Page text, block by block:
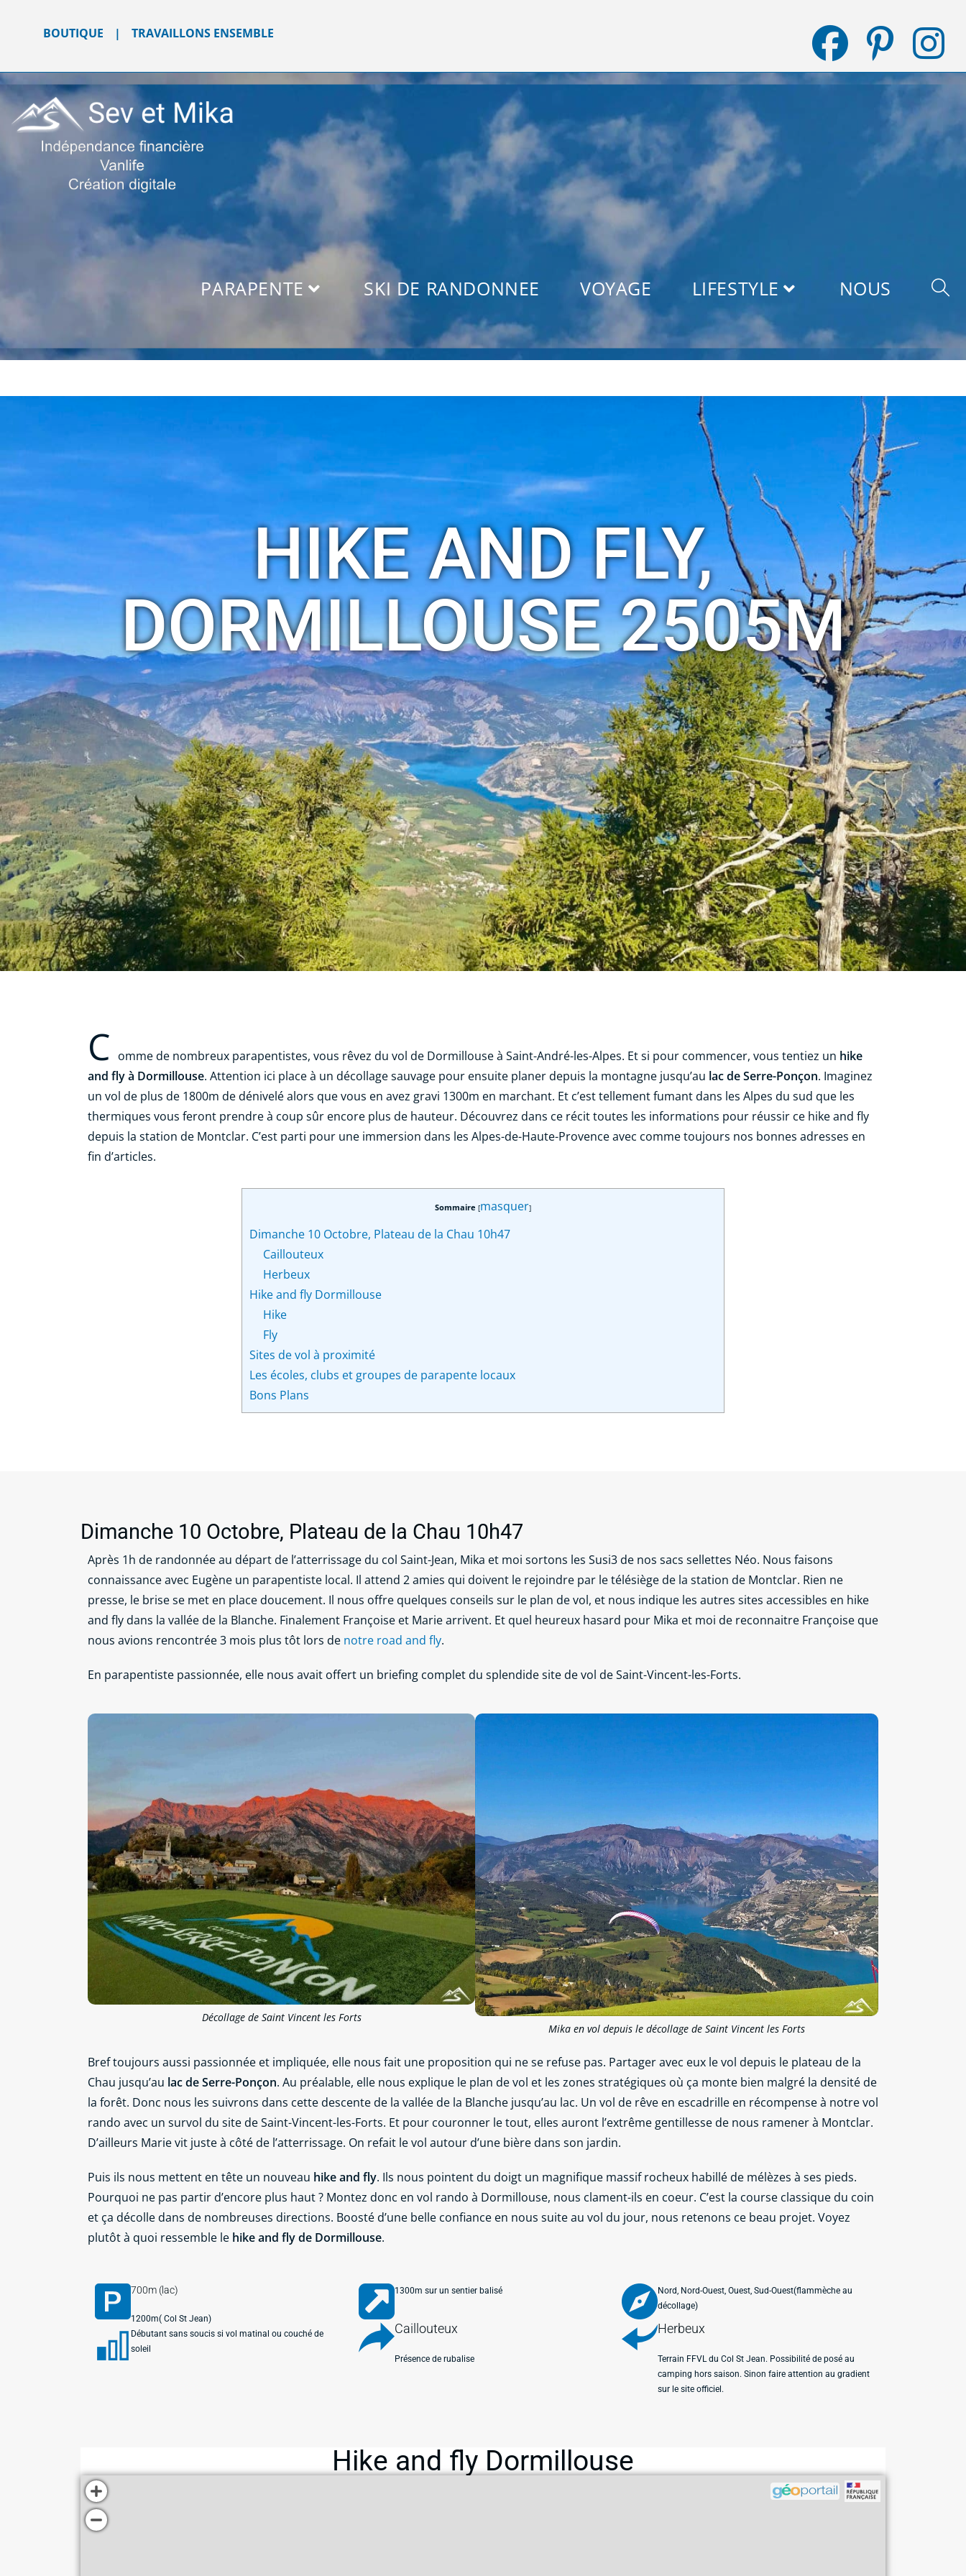
BOUTIQUE | TRAVAILLONS ENSEMBLE
PARAPENTE SKI DE RANDONNEE VOYAGE LIFESTYLE NOUS
HIKE AND FLY,
DORMILLOUSE 2505M
C omme de nombreux parapentistes, vous rêvez du vol de Dormillouse à Saint-André-les-Alpes. Et si pour commencer, vous tentiez un hike
and fly à Dormillouse. Attention ici place à un décollage sauvage pour ensuite planer depuis la montagne jusqu’au lac de Serre-Ponçon. Imaginez
un vol de plus de 1800m de dénivelé alors que vous en avez gravi 1300m en marchant. Et c’est tellement fumant dans les Alpes du sud que les
thermiques vous feront prendre à coup sûr encore plus de hauteur. Découvrez dans ce récit toutes les informations pour réussir ce hike and fly
depuis la station de Montclar. C’est parti pour une immersion dans les Alpes-de-Haute-Provence avec comme toujours nos bonnes adresses en
fin d’articles.
Sommaire [masquer]
Dimanche 10 Octobre, Plateau de la Chau 10h47
Caillouteux
Herbeux
Hike and fly Dormillouse
Hike
Fly
Sites de vol à proximité
Les écoles, clubs et groupes de parapente locaux
Bons Plans
Dimanche 10 Octobre, Plateau de la Chau 10h47
Après 1h de randonnée au départ de l’atterrissage du col Saint-Jean, Mika et moi sortons les Susi3 de nos sacs sellettes Néo. Nous faisons
connaissance avec Eugène un parapentiste local. Il attend 2 amies qui doivent le rejoindre par le télésiège de la station de Montclar. Rien ne
presse, le brise se met en place doucement. Il nous offre quelques conseils sur le plan de vol, et nous indique les autres sites accessibles en hike
and fly dans la vallée de la Blanche. Finalement Françoise et Marie arrivent. Et quel heureux hasard pour Mika et moi de reconnaitre Françoise que
nous avions rencontrée 3 mois plus tôt lors de notre road and fly.
En parapentiste passionnée, elle nous avait offert un briefing complet du splendide site de vol de Saint-Vincent-les-Forts.
Décollage de Saint Vincent les Forts
Mika en vol depuis le décollage de Saint Vincent les Forts
Bref toujours aussi passionnée et impliquée, elle nous fait une proposition qui ne se refuse pas. Partager avec eux le vol depuis le plateau de la
Chau jusqu’au lac de Serre-Ponçon. Au préalable, elle nous explique le plan de vol et les zones stratégiques où ça monte bien malgré la densité de
la forêt. Donc nous les suivrons dans cette descente de la vallée de la Blanche jusqu’au lac. Un vol de rêve en escadrille en récompense à notre vol
rando avec un survol du site de Saint-Vincent-les-Forts. Et pour couronner le tout, elles auront l’extrême gentillesse de nous ramener à Montclar.
D’ailleurs Marie vit juste à côté de l’atterrissage. On refait le vol autour d’une bière dans son jardin.
Puis ils nous mettent en tête un nouveau hike and fly. Ils nous pointent du doigt un magnifique massif rocheux habillé de mélèzes à ses pieds.
Pourquoi ne pas partir d’encore plus haut ? Montez donc en vol rando à Dormillouse, nous clament-ils en coeur. C’est la course classique du coin
et ça décolle dans de nombreuses directions. Boosté d’une belle confiance en nous suite au vol du jour, nous retenons ce beau projet. Voyez
plutôt à quoi ressemble le hike and fly de Dormillouse.
700m (lac)
1200m( Col St Jean)
Débutant sans soucis si vol matinal ou couché de
soleil
1300m sur un sentier balisé
Caillouteux
Présence de rubalise
Nord, Nord-Ouest, Ouest, Sud-Ouest(flammèche au
décollage)
Herbeux
Terrain FFVL du Col St Jean. Possibilité de posé au
camping hors saison. Sinon faire attention au gradient
sur le site officiel.
Hike and fly Dormillouse